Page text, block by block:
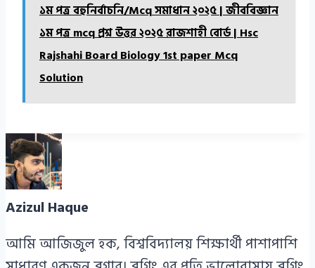
১ম পত্র বহুনির্বাচনি/Mcq সমাধান ২০২৫ | জীববিজ্ঞান
১ম পত্র mcq প্রশ্ন উত্তর ২০২৫ রাজশাহী বোর্ড | Hsc
Rajshahi Board Biology 1st paper Mcq
Solution
Azizul Haque
আমি আজিজুল হক, বিশ্ববিদ্যালয় শিক্ষার্থী পাশাপাশি